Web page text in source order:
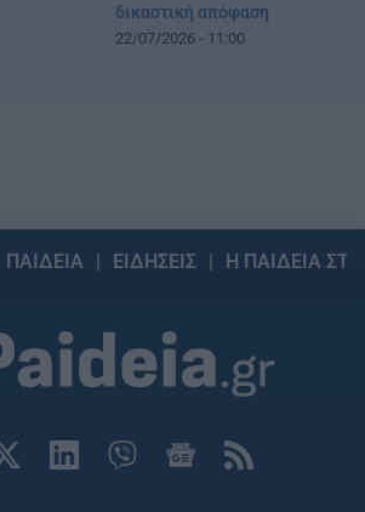
δικαστική απόφαση
22/07/2026 - 11:00
ΠΑΙΔΕΙΑ ΕΙΔΗΣΕΙΣ Η ΠΑΙΔΕΙΑ